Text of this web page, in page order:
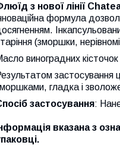
з нової лінії
формула
(зморшки,
виноградних
застосування
гладка і
застосування:
вказана з